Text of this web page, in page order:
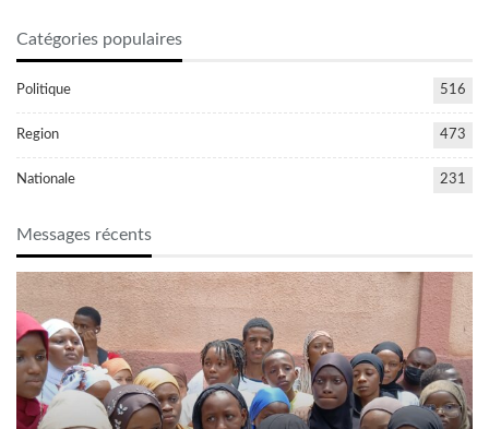
Catégories populaires
Politique 516
Region 473
Nationale 231
Messages récents